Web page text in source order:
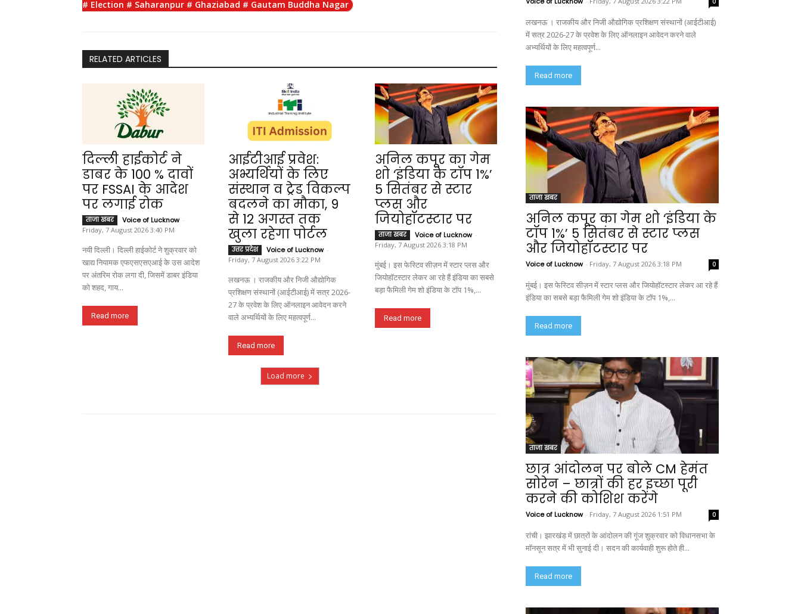
o
A
r
i
# Election # Saharanpur # Ghaziabad # Gautam Buddha Nagar
RELATED ARTICLES
दिल्ली हाईकोर्ट ने
डाबर के 100 % दावों
पर FSSAI के आदेश
पर लगाई रोक
ताजा खबर Voice of Lucknow -
Friday, 7 August 2026 3:40 PM
नयी दिल्ली। दिल्ली हाईकोर्ट ने शुक्रवार को
खाद्य नियामक एफएसएसएआई के उस आदेश
पर अंतरिम रोक लगा दी, जिसमें डाबर इंडिया
को शहद, गाय...
Read more
आईटीआई प्रवेश:
अभ्यर्थियों के लिए
संस्थान व ट्रेड विकल्प
बदलने का मौका, 9
से 12 अगस्त तक
खुला रहेगा पोर्टल
उत्तर प्रदेश Voice of Lucknow -
Friday, 7 August 2026 3:22 PM
लखनऊ । राजकीय और निजी औद्योगिक
प्रशिक्षण संस्थानों (आईटीआई) में सत्र 2026-
27 के प्रवेश के लिए ऑनलाइन आवेदन करने
वाले अभ्यर्थियों के लिए महत्वपूर्ण...
Read more
अनिल कपूर का गेम
शो ‘इंडिया के टॉप 1%’
5 सितंबर से स्टार
प्लस और
जियोहॉटस्टार पर
ताजा खबर Voice of Lucknow -
Friday, 7 August 2026 3:18 PM
मुंबई। इस फेस्टिव सीज़न में स्टार प्लस और
जियोहॉटस्टार लेकर आ रहे हैं इंडिया का सबसे
बड़ा फैमिली गेम शो इंडिया के टॉप 1%,...
Read more
Load more
लखनऊ । राजकीय और निजी औद्योगिक प्रशिक्षण संस्थानों (आईटीआई)
में सत्र 2026-27 के प्रवेश के लिए ऑनलाइन आवेदन करने वाले
अभ्यर्थियों के लिए महत्वपूर्ण...
Read more
ताजा खबर
अनिल कपूर का गेम शो ‘इंडिया के
टॉप 1%’ 5 सितंबर से स्टार प्लस
और जियोहॉटस्टार पर
Voice of Lucknow - Friday, 7 August 2026 3:18 PM 0
मुंबई। इस फेस्टिव सीज़न में स्टार प्लस और जियोहॉटस्टार लेकर आ रहे हैं
इंडिया का सबसे बड़ा फैमिली गेम शो इंडिया के टॉप 1%,...
Read more
ताजा खबर
छात्र आंदोलन पर बोले CM हेमंत
सोरेन – छात्रों की हर इच्छा पूरी
करने की कोशिश करेंगे
Voice of Lucknow - Friday, 7 August 2026 1:51 PM 0
रांची। झारखंड में छात्रों के आंदोलन की गूंज शुक्रवार को विधानसभा के
मॉनसून सत्र में भी सुनाई दी। सदन की कार्यवाही शुरू होते ही...
Read more